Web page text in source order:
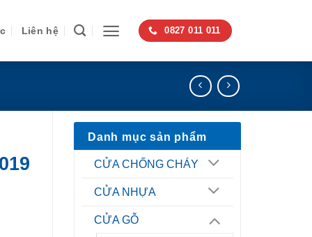
Liên hệ 0827 011 011
Danh mục sản phẩm
CỬA CHỐNG CHÁY
CỬA NHỰA
CỬA GỖ